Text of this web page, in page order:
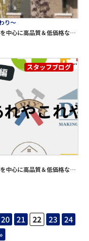
り～
みなさまこんにちわ！ 横浜ペイントは横浜市を中心に高品質＆低価格な外壁塗装・屋根工事・雨漏り修理をご提供する専門店です。 横浜ペイントのブログをご覧頂きありがとうございます♪ そろそろ梅雨入りも近くなってきたので梅雨について詳しく解説して行きます♪ 梅雨とは？～日本の初夏を彩る季節の移り変わり～ 梅雨（つゆ）は、日本をはじめ東アジアの広い地域で見られる、春から夏への移行期に発生する長雨の季節です。日本では一般的に5月下旬から7月中旬ごろにかけて訪れ、天候が不安定で雨の日が多くなります。 梅雨は農業、自然、建築、私たちの暮らしにさまざまな影響を与える重要な気象現象です。 本記事では、梅雨入りの基準、梅雨の仕組み、地域差、暮らしへの影響、備え方、そして梅雨明けとの違いまで、総合的に3000字で解説していきます。 1. 梅雨とは？その正体と発生のしくみ 梅雨とは、太平洋高気圧とオホーツク海高気圧という二つの勢力が拮抗することで生じる「梅雨前線」による長期的な降雨期です。日本列島はこの時期、南から暖かく湿った空気（太平洋高気圧）と、北からの冷たい空気（オホーツク海高気圧）に挟まれ、**梅雨前線（ばいうぜんせん）**が停滞します。 この梅雨前線は、停滞しながら南北に揺れ動き、数週間にわたって雨を降らせます。前線の活動が活発なときには大雨をもたらし、土砂災害や洪水のリスクが高まります。 2. 梅雨入りの「基準」とは？ ■ 気象庁の発表する「梅雨入り」 梅雨入りは、日本の気象庁が各地域ごとに「梅雨入りしたとみられる」と発表します。しかしこれは、明確な定義に基づくものではなく、気象観測と予測に基づく総合的な判断です。 ■ 梅雨入りの判断基準（気象庁の見解） 曇りや雨の日が続く見込み 梅雨前線が停滞する兆候 一時的ではなく、季節の変化としての雨期 平年の梅雨入り時期との比較 つまり、「過去の気象データや予測を踏まえ、季節の流れとしてここから梅雨入りと見られる」という「見解」によるものであり、厳密な日付の決まりや客観的な数値的基準は存在しません。 ■ 注意点 「梅雨入りしたと見られる」という表現を使うのは、後日データを見て修正される可能性があるからです。 実際、毎年秋に気象庁がその年の梅雨入り・梅雨明けを再評価し、「確定値」として発表します。 3. 地域ごとの梅雨の特徴 ■ 梅雨入りの順序と時期（目安） 地域 平年の梅雨入り 平年の梅雨明け 沖縄地方 5月9日頃 6月23日頃 九州南部 5月30日頃 7月14日頃 九州北部 6月5日頃 7月19日頃 四国・中国 6月5日頃 7月19日頃 近畿・東海 6月6日頃 7月19日頃 関東甲信 6月7日頃 7月19日頃 東北南部 6月12日頃 7月25日頃 東北北部 6月15日頃 7月28日頃 北海道 梅雨なし（例外的に蝦夷梅雨と呼ばれる小規模なものあり） 梅雨の始まりは南から北へと進みます。特に沖縄や九州では5月中旬には梅雨入りし、本州では6月上旬から中旬にかけて始まるのが一般的です。 ■ 「蝦夷梅雨」とは？ 北海道では典型的な梅雨はありませんが、年によっては6月〜7月にかけて天候不順・長雨が続くことがあり、「蝦夷梅雨（えぞつゆ）」と呼ばれます。 4. 梅雨による生活への影響 梅雨は私たちの生活にさまざまな影響を及ぼします。特に湿度や雨量の増加により、住環境や健康面、農作物など幅広い分野に影響します。 ■ 住環境 湿度が高く、カビ・ダニが発生しやすくなる 洗濯物が乾きにくく、室内干しが増える 雨漏りや結露の原因になる ■ 健康面 気圧の変化による頭痛や体調不良 食品の腐敗が早くなり、食中毒のリスクが増す メンタル面での倦怠感やイライラ ■ 農業・自然 水源の確保という点では恵みの雨 一方で長雨による作物の病害や収穫への影響 土砂災害や河川の氾濫などの自然災害リスク 5. 梅雨への備えと対策 梅雨を快適に乗り切るためには、事前の準備と日常的な対策が重要です。 ■ 住まいの備え 除湿機・エアコンの除湿機能を活用 換気を意識してカビ対策（特に浴室・キッチン・クローゼット） 防水・雨漏りチェック（屋根、外壁、窓） ■ 衣類・洗濯 速乾性の衣類や室内干し用の洗剤の活用 扇風機やサーキュレーターで風を循環 靴や傘の乾燥・防カビ対策 ■ 食品と健康 冷蔵保存の徹底 手洗いや調理器具の消毒 湿度の影響による「自律神経の乱れ」に備えて規則正しい生活を 6. 梅雨明けとは？ 梅雨明けも梅雨入りと同じく、気象庁が「梅雨明けしたとみられる」と発表します。これも明確な数値基準ではなく、以下のような傾向をもとに判断されます。 ■ 梅雨明けの判断基準 梅雨前線が北へ押し上げられ、日本列島に影響を与えなくなる 太平洋高気圧の勢力が強まり、晴天が続く 気温と日射量が増え、典型的な「夏型」の気圧配置に 梅雨明け後は一気に夏らしい天気になりますが、同時に猛暑や熱中症のリスクが高まる時期でもあります。 7. まとめ：梅雨は「雨季」だけど、暮らしを見直す好機でもある 梅雨は単なる「雨の季節」ではなく、自然のサイクルに沿った重要な気象現象です。その一方で、暮らしへの影響も大きく、体調管理や住まいの維持においても注意が必要です。 天気予報や気象情報をこまめにチェックし、快適に過ごす工夫を取り入れれば、梅雨をより健やかに乗り越えることができます。雨の合間の晴れ間や、しっとりと濡れた緑の美しさなど、梅雨ならではの情緒もぜひ楽しんでみてください。
みなさまこんにちわ！ 横浜ペイントは横浜市を中心に高品質＆低価格な外壁塗装・屋根工事・雨漏り修理をご提供する専門店です。 横浜ペイントのブログをご覧頂きありがとうございます♪ ウッドデッキ塗装は、木材の美観を保ちつつ、腐食・劣化・変色を防ぐための重要なメンテナンス作業です。日本の気候は湿度が高く、雨や紫外線によるダメージが大きいため、屋外に設置されたウッドデッキは定期的な塗装が必要になります。この記事では、ウッドデッキ塗装の目的、必要性、塗料の種類、道具、手順、注意点、メンテナンス頻度などを詳しく解説させて頂きます！ 1. ウッドデッキ塗装の目的と必要性 ■ 主な目的 防腐・防虫対策 木材は水分を含むことで腐りやすく、またシロアリやキクイムシなどの害虫に狙われやすくなります。塗装により木の表面を保護し、これらを防ぐことができます。 紫外線や雨からの保護 日差しによる紫外線は木材を乾燥させ、割れや反りの原因になります。塗料は木材に膜を作り、外的刺激から守ります。 美観の維持・改善 塗装により色味を整え、経年によるくすみや黒ずみをリセットできます。ナチュラルからモダンまで、好みに合わせた仕上がりも可能です。 2. ウッドデッキ塗装に使われる塗料の種類 塗料には大きく分けて「浸透型」と「造膜型」の2種類があります。 ■ 浸透型塗料（オイルステインなど） 木材に染み込み、内部から保護 木目を活かした自然な仕上がり 塗膜ができないため、剥がれが少ない 再塗装が簡単 耐候性はやや弱く、こまめな塗り直しが必要（1〜2年ごと） 代表的商品： 和信ペイント「ガードラックアクア」 キシラデコール オスモカラー「ウッドステインプロテクター」 ■ 造膜型塗料（水性ペンキ・ウレタン系） 木材表面に塗膜を形成し、水や紫外線を強力にブロック ツヤのある仕上がりも可能 木目は隠れる 剥がれやすいため、下地処理が重要 代表的商品： アサヒペン「水性ウッドデッキ用カラー」 Benjamin Moore「ARBORCOAT」 日本ペイント「水性ウッディガード」 3. 必要な道具・資材 項目 説明 塗料 浸透型 or 造膜型。屋外用で防虫・防腐・防カビ効果のあるものがベスト ハケ・ローラー 塗る面積や細かさに応じて使い分け。広い面はローラー、小口はハケ サンドペーパー 古い塗膜やささくれの除去に使用（#120〜#240） マスキングテープ 周囲の養生（壁や手すり、床との境目）に使用 ウエス（布） 塗料の拭き取り、はみ出しの処理用 バケツ・トレイ 塗料の移し替え、混ぜる作業に便利 高圧洗浄機 or ブラシ 木材の汚れやカビの除去に使う 4. ウッドデッキ塗装の手順 ■ Step1：清掃・乾燥 表面にある土・ホコリ・コケ・カビなどを落とします。 高圧洗浄機があれば効率的ですが、ブラシでも可。 洗浄後は完全に乾燥させることが重要（1〜2日程度） ■ Step2：研磨（サンディング） 古い塗膜やささくれをサンドペーパーで削る 滑らかにすることで塗料の密着度アップ 電動サンダーがあると作業効率が上がる ■ Step3：養生（マスキング） 壁・サッシ・床など、塗料がついてはいけない部分をマスキングテープで保護 ■ Step4：塗装（1回目） 木目に沿ってハケやローラーで均等に塗布 浸透型なら染み込ませるように塗る 塗り残しやムラに注意 ■ Step5：乾燥 メーカー指定の乾燥時間を守る（夏：約2〜4時間、冬：半日〜1日） ■ Step6：塗装（2回目） 1回目と同様に塗布。色ムラの修正や厚みを確保する目的。 状態に応じて3回塗りする場合も ■ Step7：最終乾燥 完全に乾燥してから使用（24時間以上推奨） 5. ウッドデッキ塗装の頻度・タイミング ■ 理想的な再塗装サイクル 塗料の種類 再塗装目安 浸透型（オイル） 1〜2年に1回 造膜型（水性） 2〜3年に1回 ■ 塗り替えサイン 表面の色褪せ・カサつき 塗料の剥がれ・浮き カビ・コケ・黒ずみの再発 木材のささくれ・割れ 定期的なチェックとメンテナンスが、美しさと耐久性を保つポイントです。 6. ウッドデッキ塗装の注意点 ■ 天候の確認 雨天や湿度の高い日（80％以上）は避ける 風が強いとゴミやホコリが付着しやすくなる ■ 塗料の種類と相性に注意 以前の塗装が「造膜型」なら「浸透型」は密着しにくい 前回と同じタイプの塗料を選ぶと失敗しにくい ■ 通気性を確保する 塗装中や乾燥中は通気性をよくし、カビの発生を防ぐ 7. 自分で塗るか、業者に依頼するか？ ■ DIYのメリット 費用を抑えられる（数千円〜1万円程度で可能） 自分好みに塗れる 達成感がある ■ DIYのデメリット 時間と労力がかかる（1日〜2日必要） 仕上がりにムラが出る可能性 塗装前の下地処理を怠るとすぐ劣化する ■ 業者依頼の目安費用 1㎡あたり2,000〜3,500円程度（30㎡で6万〜10万円） まとめ：ウッドデッキ塗装は「守る」と「楽しむ」メンテナンス ウッドデッキ塗装は、単なる見た目の向上だけでなく、木材そのものの寿命を延ばし、住まいの価値を守るための大切な作業です。塗装の種類・タイミング・手順を正しく理解し、定期的にメンテナンスすることで、10年、20年と長く快適なウッドデッキライフを楽しむことができます♪
スタッフブログ
20 21 22 23 24